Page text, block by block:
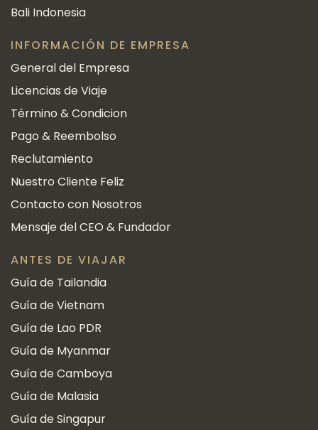
Bali Indonesia
INFORMACIÓN DE EMPRESA
General del Empresa
Licencias de Viaje
Término & Condicion
Pago & Reembolso
Reclutamiento
Nuestro Cliente Feliz
Contacto con Nosotros
Mensaje del CEO & Fundador
ANTES DE VIAJAR
Guía de Tailandia
Guía de Vietnam
Guía de Lao PDR
Guía de Myanmar
Guía de Camboya
Guía de Malasia
Guía de Singapur